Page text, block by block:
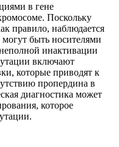
в гене
Поскольку
правило, наблюдается
быть носителями
инактивации
включают
которые приводят к
пропердина в
диагностика может
которое